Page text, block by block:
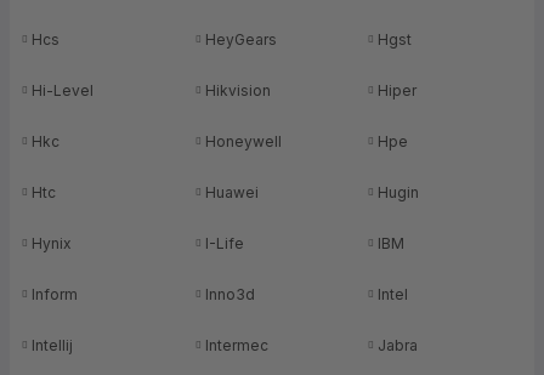
Hcs HeyGears Hgst
Hi-Level Hikvision Hiper
Hkc Honeywell Hpe
Htc Huawei Hugin
Hynix I-Life IBM
Inform Inno3d Intel
Intellij Intermec Jabra